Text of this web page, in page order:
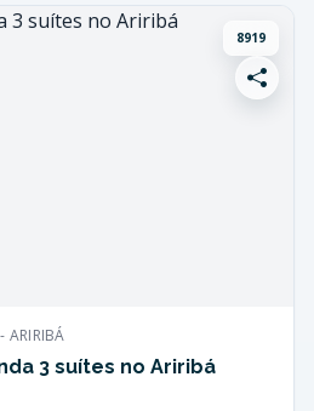
8919
ARIRIBÁ
3 suítes no Ariribá